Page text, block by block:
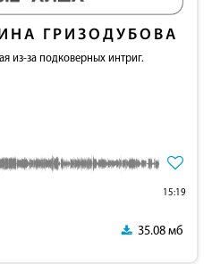
ГРИЗОДУБОВА
из-за подковерных интриг.
15:19
35.08 мб